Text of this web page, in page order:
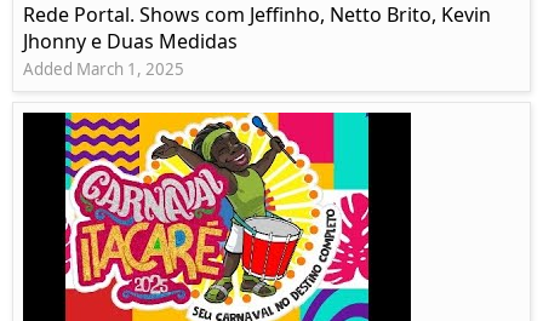
Rede Portal. Shows com Jeffinho, Netto Brito, Kevin
Jhonny e Duas Medidas
Added March 1, 2025